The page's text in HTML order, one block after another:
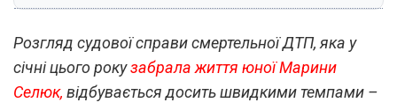
Розгляд судової справи смертельної ДТП, яка у
січні цього рокузабрала життя юної Марини
Селюк, відбуваєтьсядосить швидкими темпами –